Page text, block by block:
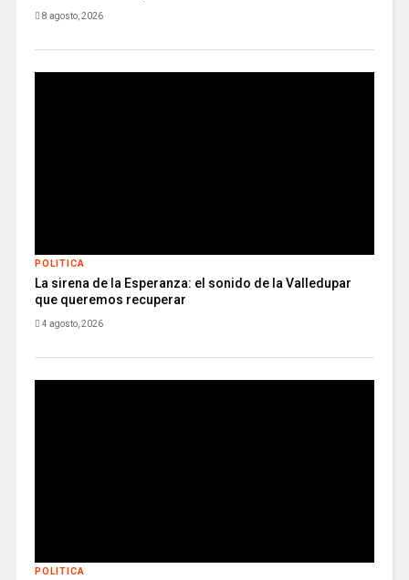
8 agosto, 2026
POLITICA
La sirena de la Esperanza: el sonido de la Valledupar
que queremos recuperar
4 agosto, 2026
POLITICA